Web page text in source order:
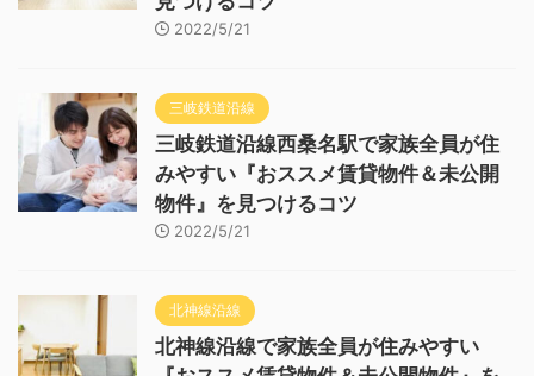
2022/5/21
三岐鉄道沿線
三岐鉄道沿線西桑名駅で家族全員が住
みやすい『おススメ賃貸物件＆未公開
物件』を見つけるコツ
2022/5/21
北神線沿線
北神線沿線で家族全員が住みやすい